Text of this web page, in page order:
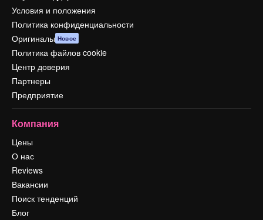
Условия и положения
Политика конфиденциальности
Оригиналы Новое
Политика файлов cookie
Центр доверия
Партнеры
Предприятие
Компания
Цены
О нас
Reviews
Вакансии
Поиск тенденций
Блог